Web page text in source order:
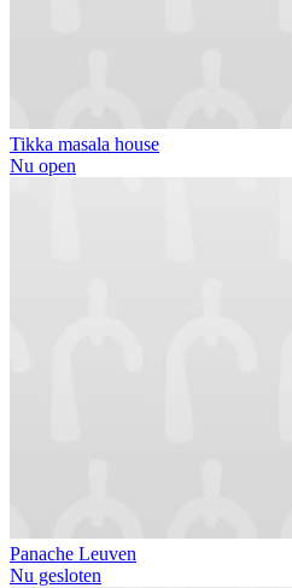
Tikka masala house
Nu open
Panache Leuven
Nu gesloten